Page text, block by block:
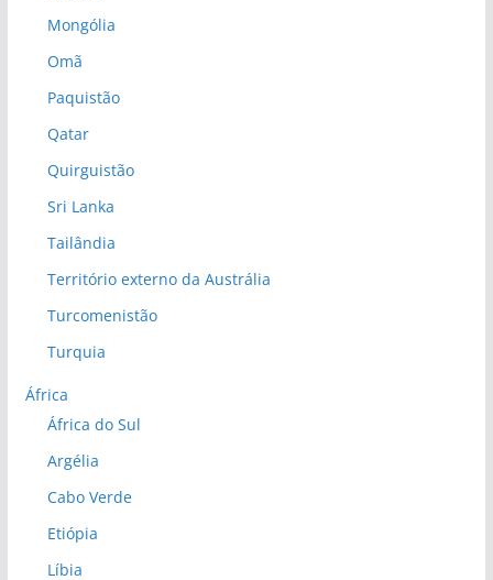
Mongólia
Omã
Paquistão
Qatar
Quirguistão
Sri Lanka
Tailândia
Território externo da Austrália
Turcomenistão
Turquia
África
África do Sul
Argélia
Cabo Verde
Etiópia
Líbia